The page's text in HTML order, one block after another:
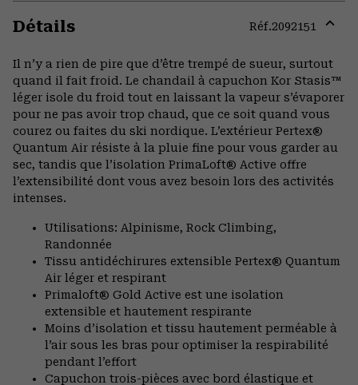
Détails Réf.2092151
or
Il n’y a rien de pire que d’être trempé de sueur, surtout
quand il fait froid. Le chandail à capuchon Kor Stasis™
léger isole du froid tout en laissant la vapeur s’évaporer
pour ne pas avoir trop chaud, que ce soit quand vous
courez ou faites du ski nordique. L’extérieur Pertex®
Quantum Air résiste à la pluie fine pour vous garder au
sec, tandis que l’isolation PrimaLoft® Active offre
l’extensibilité dont vous avez besoin lors des activités
intenses.
Utilisations: Alpinisme, Rock Climbing,
Randonnée
Tissu antidéchirures extensible Pertex® Quantum
Air léger et respirant
Primaloft® Gold Active est une isolation
extensible et hautement respirante
Moins d’isolation et tissu hautement perméable à
l’air sous les bras pour optimiser la respirabilité
pendant l’effort
Capuchon trois-pièces avec bord élastique et